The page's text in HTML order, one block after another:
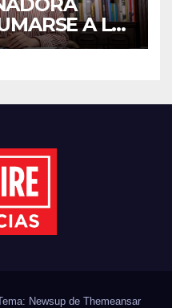
A LA
DE
Newsup de Themeansar